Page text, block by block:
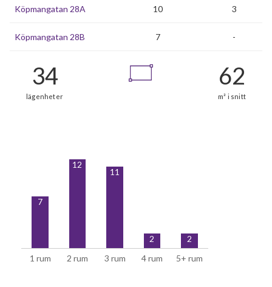
Köpmangatan 28A 10 3
Köpmangatan 28B 7 -
34
1 rum 2 rum 3 rum 4 rum 5+ rum
7
12
11
2 2